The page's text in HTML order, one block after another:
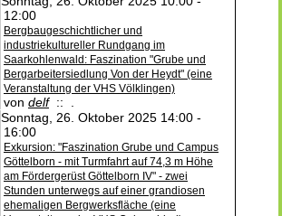
12:00
Bergbaugeschichtlicher und
industriekultureller Rundgang im
Saarkohlenwald: Faszination "Grube und
Bergarbeitersiedlung Von der Heydt" (eine
Veranstaltung der VHS Völklingen)
von delf:: .
Sonntag, 26. Oktober 2025 14:00 -
16:00
Exkursion: "Faszination Grube und Campus
Göttelborn - mit Turmfahrt auf 74,3 m Höhe
am Fördergerüst Göttelborn IV" - zwei
Stunden unterwegs auf einer grandiosen
ehemaligen Bergwerksfläche (eine